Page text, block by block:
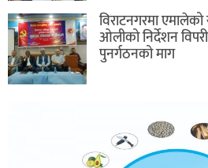
विराटनगरमा
ओलीको निर्देशन
पुनर्गठनको माग